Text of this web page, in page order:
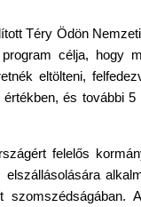
Téry Ödön
célja, hogy
eltölteni,
és további
felelős